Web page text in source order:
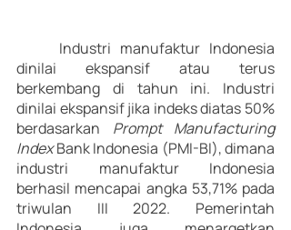
dinilai ekspansif atau terus
berkembang di tahun ini. Industri
dinilai ekspansif jika indeks diatas 50%
berdasarkan Prompt Manufacturing
Index Bank Indonesia (PMI-BI), dimana
industri manufaktur Indonesia
berhasil mencapai angka 53,71% pada
triwulan III 2022. Pemerintah